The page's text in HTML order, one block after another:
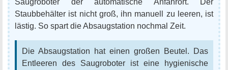
Staubbehälter ist nicht groß, ihn manuell zu leeren, ist
lästig. So spart die Absaugstation nochmal Zeit.
Die Absaugstation hat einen großen Beutel. Das
Entleeren des Saugroboter ist eine hygienische